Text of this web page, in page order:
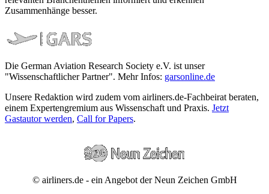
Zusammenhänge besser.
Die German Aviation Research Society e.V. ist unser
"Wissenschaftlicher Partner". Mehr Infos: garsonline.de
Unsere Redaktion wird zudem vom airliners.de-Fachbeirat beraten,
einem Expertengremium aus Wissenschaft und Praxis. Jetzt
Gastautor werden, Call for Papers.
© airliners.de - ein Angebot der Neun Zeichen GmbH